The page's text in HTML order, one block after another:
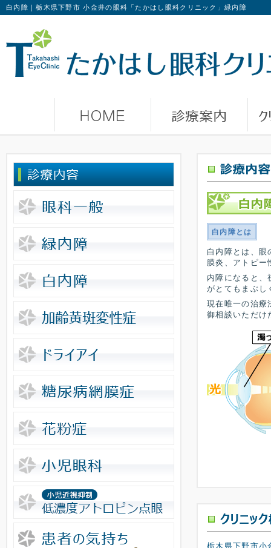
白内障｜栃木県下野市 小金井の眼科「たかはし眼科クリニック」緑内障
白内障とは
白内障とは、眼
膜炎、アトピー
内障になると、
がとてもまぶし
現在唯一の治療
御相談いただけ
栃木県下野市小